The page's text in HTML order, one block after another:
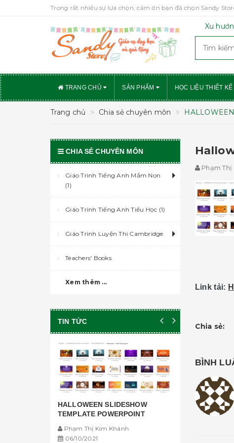
Trong rất nhiều sự lựa chọn, cảm ơn bạn đã chọn Sandy
Xu
TRANG CHỦ SẢN PHẨM HỌC LIỆU THIẾT
Trang chủ Chia sẻ chuyên môn
Phạm Thị
Link tải:
Chia sẻ:
BÌNH
CHIA SẺ CHUYÊN MÔN
Giáo Trình Tiếng Anh Mầm Non
(1)
Giáo Trình Tiếng Anh Tiểu Học (1)
Giáo Trình Luyện Thi Cambridge
Teachers' Books
Xem thêm ...
TIN TỨC
HALLOWEEN SLIDESHOW
TEMPLATE POWERPOINT
Phạm Thị Kim Khánh
06/10/2021